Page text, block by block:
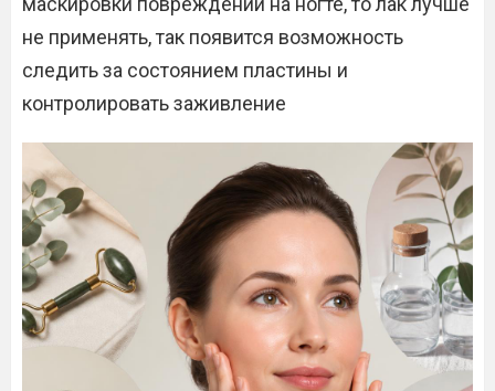
не применять, так появится возможность
следить за состоянием пластины и
контролировать заживление